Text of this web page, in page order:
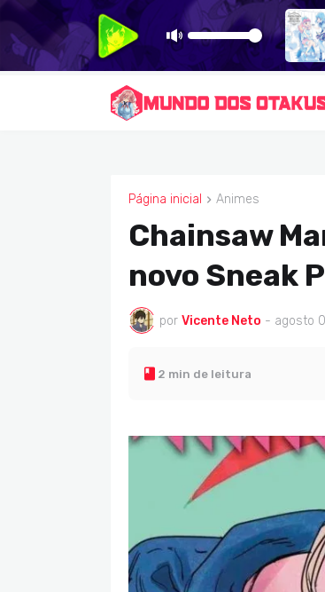
Página inicial Animes
ANIMES
Chainsaw
novo Sneak
por Vicente Neto - agosto
2 min de leitura